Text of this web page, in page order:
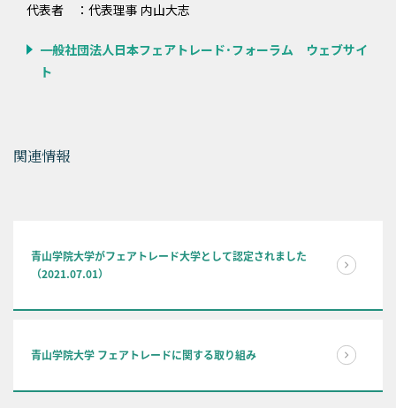
代表者 ：代表理事 内山大志
一般社団法人日本フェアトレード･フォーラム ウェブサイ
ト
関連情報
青山学院大学がフェアトレード大学として認定されました
（2021.07.01）
青山学院大学 フェアトレードに関する取り組み